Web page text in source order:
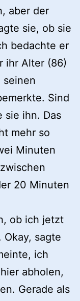
aber der
sie, ob sie
bedachte er
ihr Alter (86)
seinen
Sind
sie ihn. Das
mehr so
Minuten
20 Minuten
ob ich jetzt
sagte
ich
abholen,
Gerade als